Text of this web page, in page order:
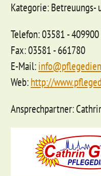
Kategorie: Betreuungs-
Telefon: 03581 - 409900
Fax: 03581 - 661780
E-Mail:
Web:http://
Ansprechpartner: